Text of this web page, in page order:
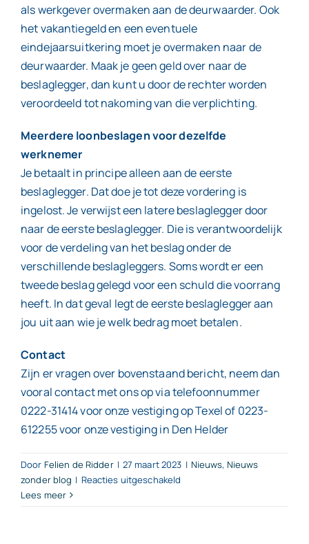
als werkgever overmaken aan de deurwaarder. Ook
het vakantiegeld en een eventuele
eindejaarsuitkering moet je overmaken naar de
deurwaarder. Maak je geen geld over naar de
beslaglegger, dan kunt u door de rechter worden
veroordeeld tot nakoming van die verplichting.
Meerdere loonbeslagen voor dezelfde
werknemer
Je betaalt in principe alleen aan de eerste
beslaglegger. Dat doe je tot deze vordering is
ingelost. Je verwijst een latere beslaglegger door
naar de eerste beslaglegger. Die is verantwoordelijk
voor de verdeling van het beslag onder de
verschillende beslagleggers. Soms wordt er een
tweede beslag gelegd voor een schuld die voorrang
heeft. In dat geval legt de eerste beslaglegger aan
jou uit aan wie je welk bedrag moet betalen.
Contact
Zijn er vragen over bovenstaand bericht, neem dan
vooral contact met ons op via telefoonnummer
0222-31414 voor onze vestiging op Texel of 0223-
612255 voor onze vestiging in Den Helder
Door Felien de Ridder | 27 maart 2023 | Nieuws, Nieuws
zonder blog | Reacties uitgeschakeld
Lees meer